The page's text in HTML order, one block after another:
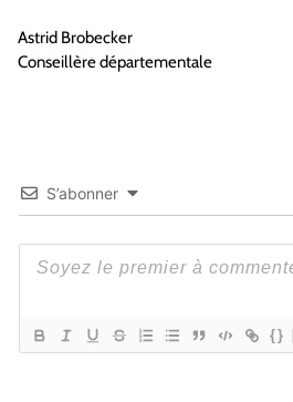
Astrid Brobecker
Conseillère départementale
S’abonner
{}